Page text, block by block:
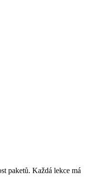
paketů. Každá lekce má